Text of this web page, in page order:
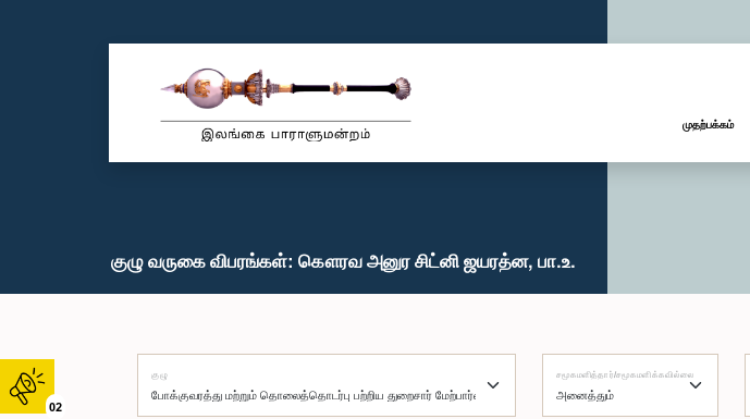
02
முதற்பக்கம்
குழு வருகை விபரங்கள்: கௌரவ அனுர சிட்னி ஜயரத்ன, பா.உ.
குழு சமூகமளித்தார்/சமூகமளிக்கவில்லை